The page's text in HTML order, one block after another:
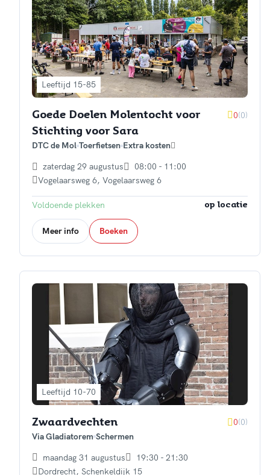
Leeftijd 15-85
Goede Doelen Molentocht voor
Stichting voor Sara
0(0)
DTC de Mol Toerfietsen Extra kosten
zaterdag 29 augustus
08:00 - 11:00
Vogelaarsweg 6, Vogelaarsweg 6
Voldoende plekken op locatie
Meer info Boeken
Leeftijd 10-70
Zwaardvechten 0(0)
Via Gladiatorem Schermen
maandag 31 augustus
19:30 - 21:30
Dordrecht, Schenkeldijk 15